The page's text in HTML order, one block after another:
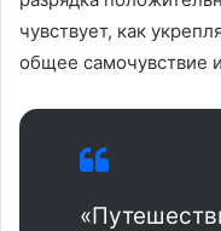
чувствует, как
общее самочувствие